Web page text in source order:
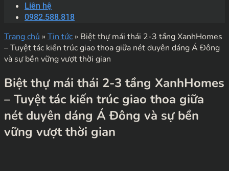
Liên hệ
0982.588.818
Trang chủ » Tin tức » Biệt thự mái thái 2-3 tầng XanhHomes
– Tuyệt tác kiến trúc giao thoa giữa nét duyên dáng Á Đông
và sự bền vững vượt thời gian
Biệt thự mái thái 2-3 tầng XanhHomes
– Tuyệt tác kiến trúc giao thoa giữa
nét duyên dáng Á Đông và sự bền
vững vượt thời gian